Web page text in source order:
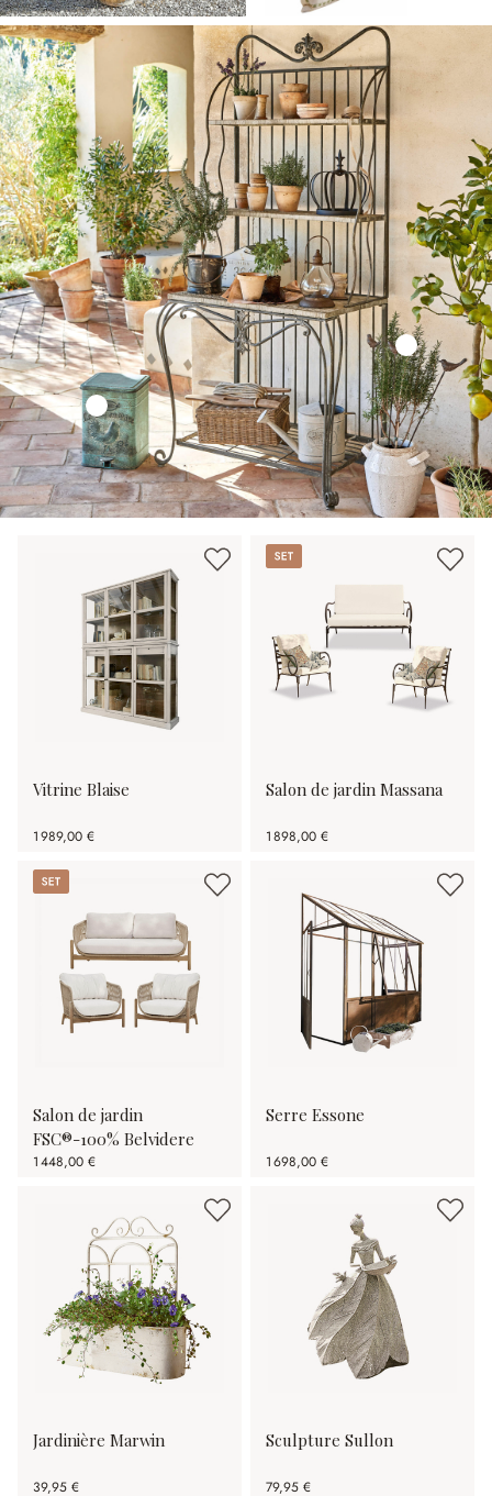
Vitrine Blaise
1 989,00 €
Set
Salon de jardin Massana
1 898,00 €
Set
Salon de jardin
FSC®-100% Belvidere
1 448,00 €
Serre Essone
1 698,00 €
Jardinière Marwin
39,95 €
Sculpture Sullon
79,95 €